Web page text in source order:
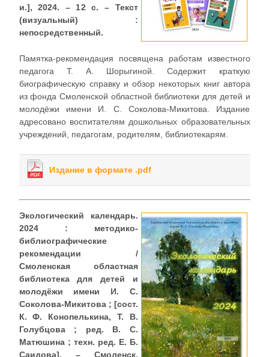
и.], 2024. – 12 с. – Текст
(визуальный) :
непосредственный.
Памятка-рекомендация посвящена работам известного
педагога Т. А. Шорыгиной. Содержит краткую
биографическую справку и обзор некоторых книг автора
из фонда Смоленской областной библиотеки для детей и
молодёжи имени И. С. Соколова-Микитова. Издание
адресовано воспитателям дошкольных образовательных
учреждений, педагогам, родителям, библиотекарям.
Издание в формате .pdf
Экологический календарь.
2024 : методико-
библиографические
рекомендации /
Смоленская областная
библиотека для детей и
молодёжи имени И. С.
Соколова-Микитова ; [сост.
К. Ф. Конопелькина, Т. В.
Голубцова ; ред. В. С.
Матюшина ; техн. ред. Е. Б.
Саидова]. – Смоленск,